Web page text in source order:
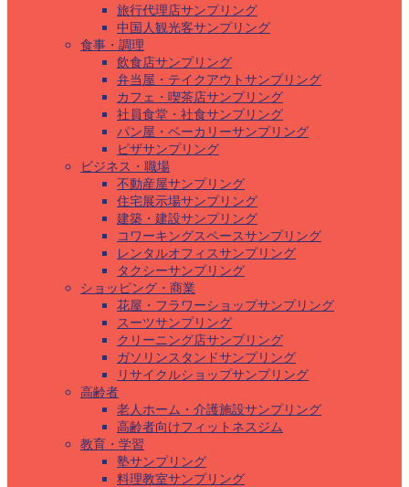
旅行代理店サンプリング
中国人観光客サンプリング
食事・調理
飲食店サンプリング
弁当屋・テイクアウトサンプリング
カフェ・喫茶店サンプリング
社員食堂・社食サンプリング
パン屋・ベーカリーサンプリング
ピザサンプリング
ビジネス・職場
不動産屋サンプリング
住宅展示場サンプリング
建築・建設サンプリング
コワーキングスペースサンプリング
レンタルオフィスサンプリング
タクシーサンプリング
ショッピング・商業
花屋・フラワーショップサンプリング
スーツサンプリング
クリーニング店サンプリング
ガソリンスタンドサンプリング
リサイクルショップサンプリング
高齢者
老人ホーム・介護施設サンプリング
高齢者向けフィットネスジム
教育・学習
塾サンプリング
料理教室サンプリング